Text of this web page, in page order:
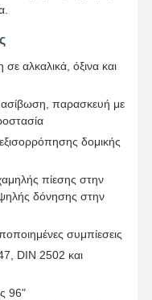
αλκαλικά, όξινα και
παρασκευή με
δομικής
πίεσης στην
δόνησης στην
συμπίεσεις
DIN 2502 και
96"